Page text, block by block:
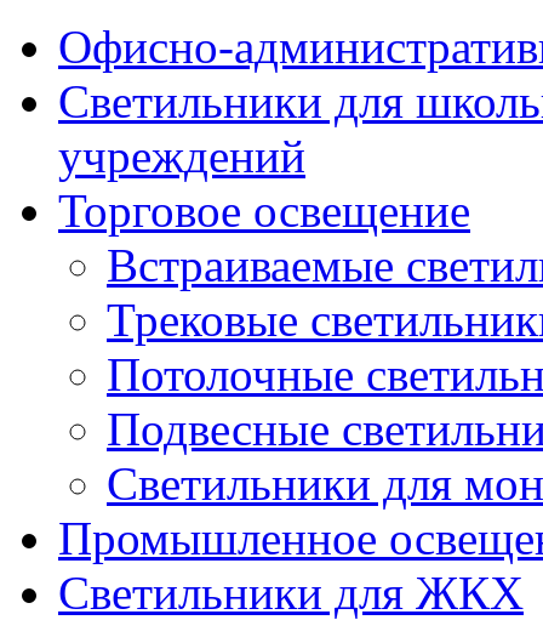
Офисно-
Светильники для
учреждений
Торговое освещение
Встраиваемые
Трековые
Потолочные
Подвесные
Светильники для
Промышленное
Светильники для ЖКХ